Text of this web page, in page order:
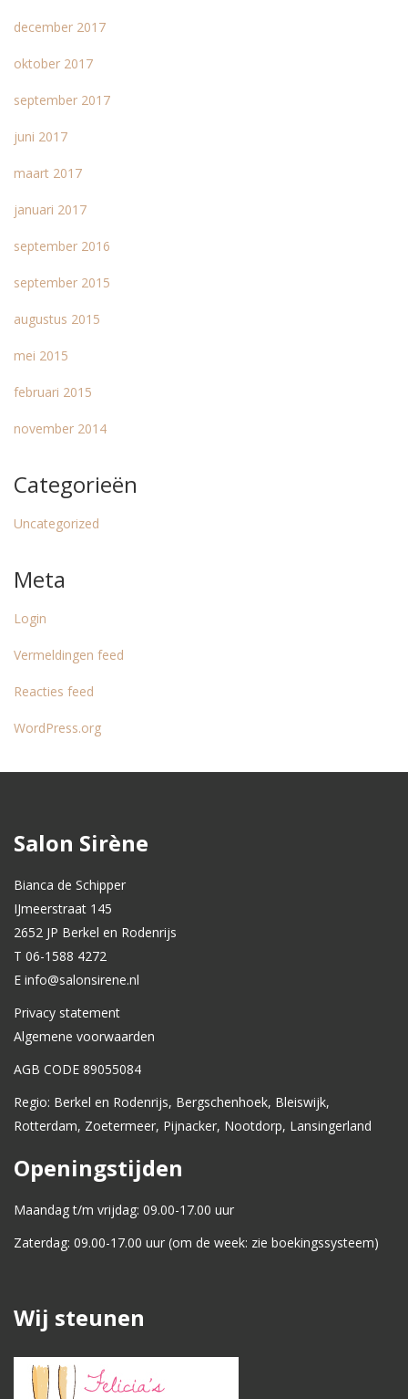
december 2017
oktober 2017
september 2017
juni 2017
maart 2017
januari 2017
september 2016
september 2015
augustus 2015
mei 2015
februari 2015
november 2014
Categorieën
Uncategorized
Meta
Login
Vermeldingen feed
Reacties feed
WordPress.org
Salon Sirène
Bianca de Schipper
IJmeerstraat 145
2652 JP Berkel en Rodenrijs
T 06-1588 4272
E info@salonsirene.nl
Privacy statement
Algemene voorwaarden
AGB CODE 89055084
Regio: Berkel en Rodenrijs, Bergschenhoek, Bleiswijk,
Rotterdam, Zoetermeer, Pijnacker, Nootdorp, Lansingerland
Openingstijden
Maandag t/m vrijdag: 09.00-17.00 uur
Zaterdag: 09.00-17.00 uur (om de week: zie boekingssysteem)
Wij steunen